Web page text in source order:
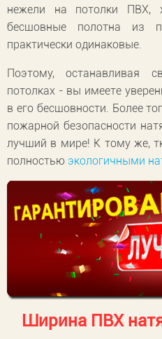
нежели на потолки ПВХ,
бесшовные полотна из
практически одинаковые.
Поэтому, останавливая
потолках - вы имеете
в его бесшовности. Более
пожарной безопасности
лучший в мире! К тому же,
полностью экологичными
Ширина ПВХ